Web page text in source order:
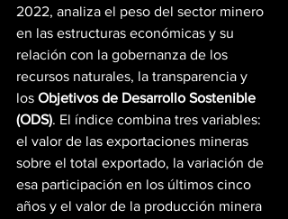
2022, analiza el peso del sector minero
en las estructuras económicas y su
relación con la gobernanza de los
recursos naturales, la transparencia y
los Objetivos de Desarrollo Sostenible
(ODS). El índice combina tres variables:
el valor de las exportaciones mineras
sobre el total exportado, la variación de
esa participación en los últimos cinco
años y el valor de la producción minera